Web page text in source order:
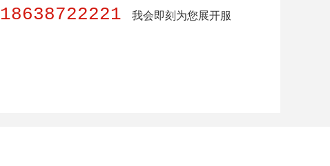
18638722221